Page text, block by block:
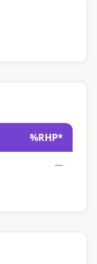
%RHP*
—